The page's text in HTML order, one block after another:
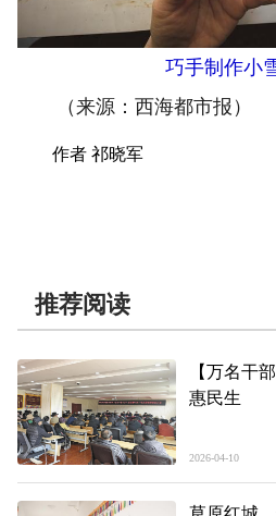
巧手制作小
（来源：西海都市报）
作者 祁晓军
推荐阅读
【万名干
惠民生
2026-04-10